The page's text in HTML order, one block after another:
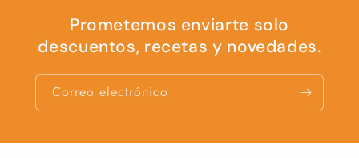
Prometemos enviarte solo
descuentos, recetas y novedades.
Correo electrónico